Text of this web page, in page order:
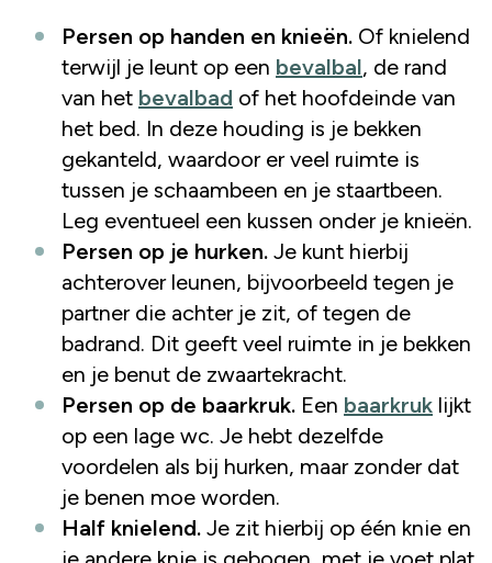
Persen op handen en knieën. Of knielend
terwijl je leunt op een bevalbal, de rand
van het bevalbad of het hoofdeinde van
het bed. In deze houding is je bekken
gekanteld, waardoor er veel ruimte is
tussen je schaambeen en je staartbeen.
Leg eventueel een kussen onder je knieën.
Persen op je hurken. Je kunt hierbij
achterover leunen, bijvoorbeeld tegen je
partner die achter je zit, of tegen de
badrand. Dit geeft veel ruimte in je bekken
en je benut de zwaartekracht.
Persen op de baarkruk. Een baarkruk lijkt
op een lage wc. Je hebt dezelfde
voordelen als bij hurken, maar zonder dat
je benen moe worden.
Half knielend. Je zit hierbij op één knie en